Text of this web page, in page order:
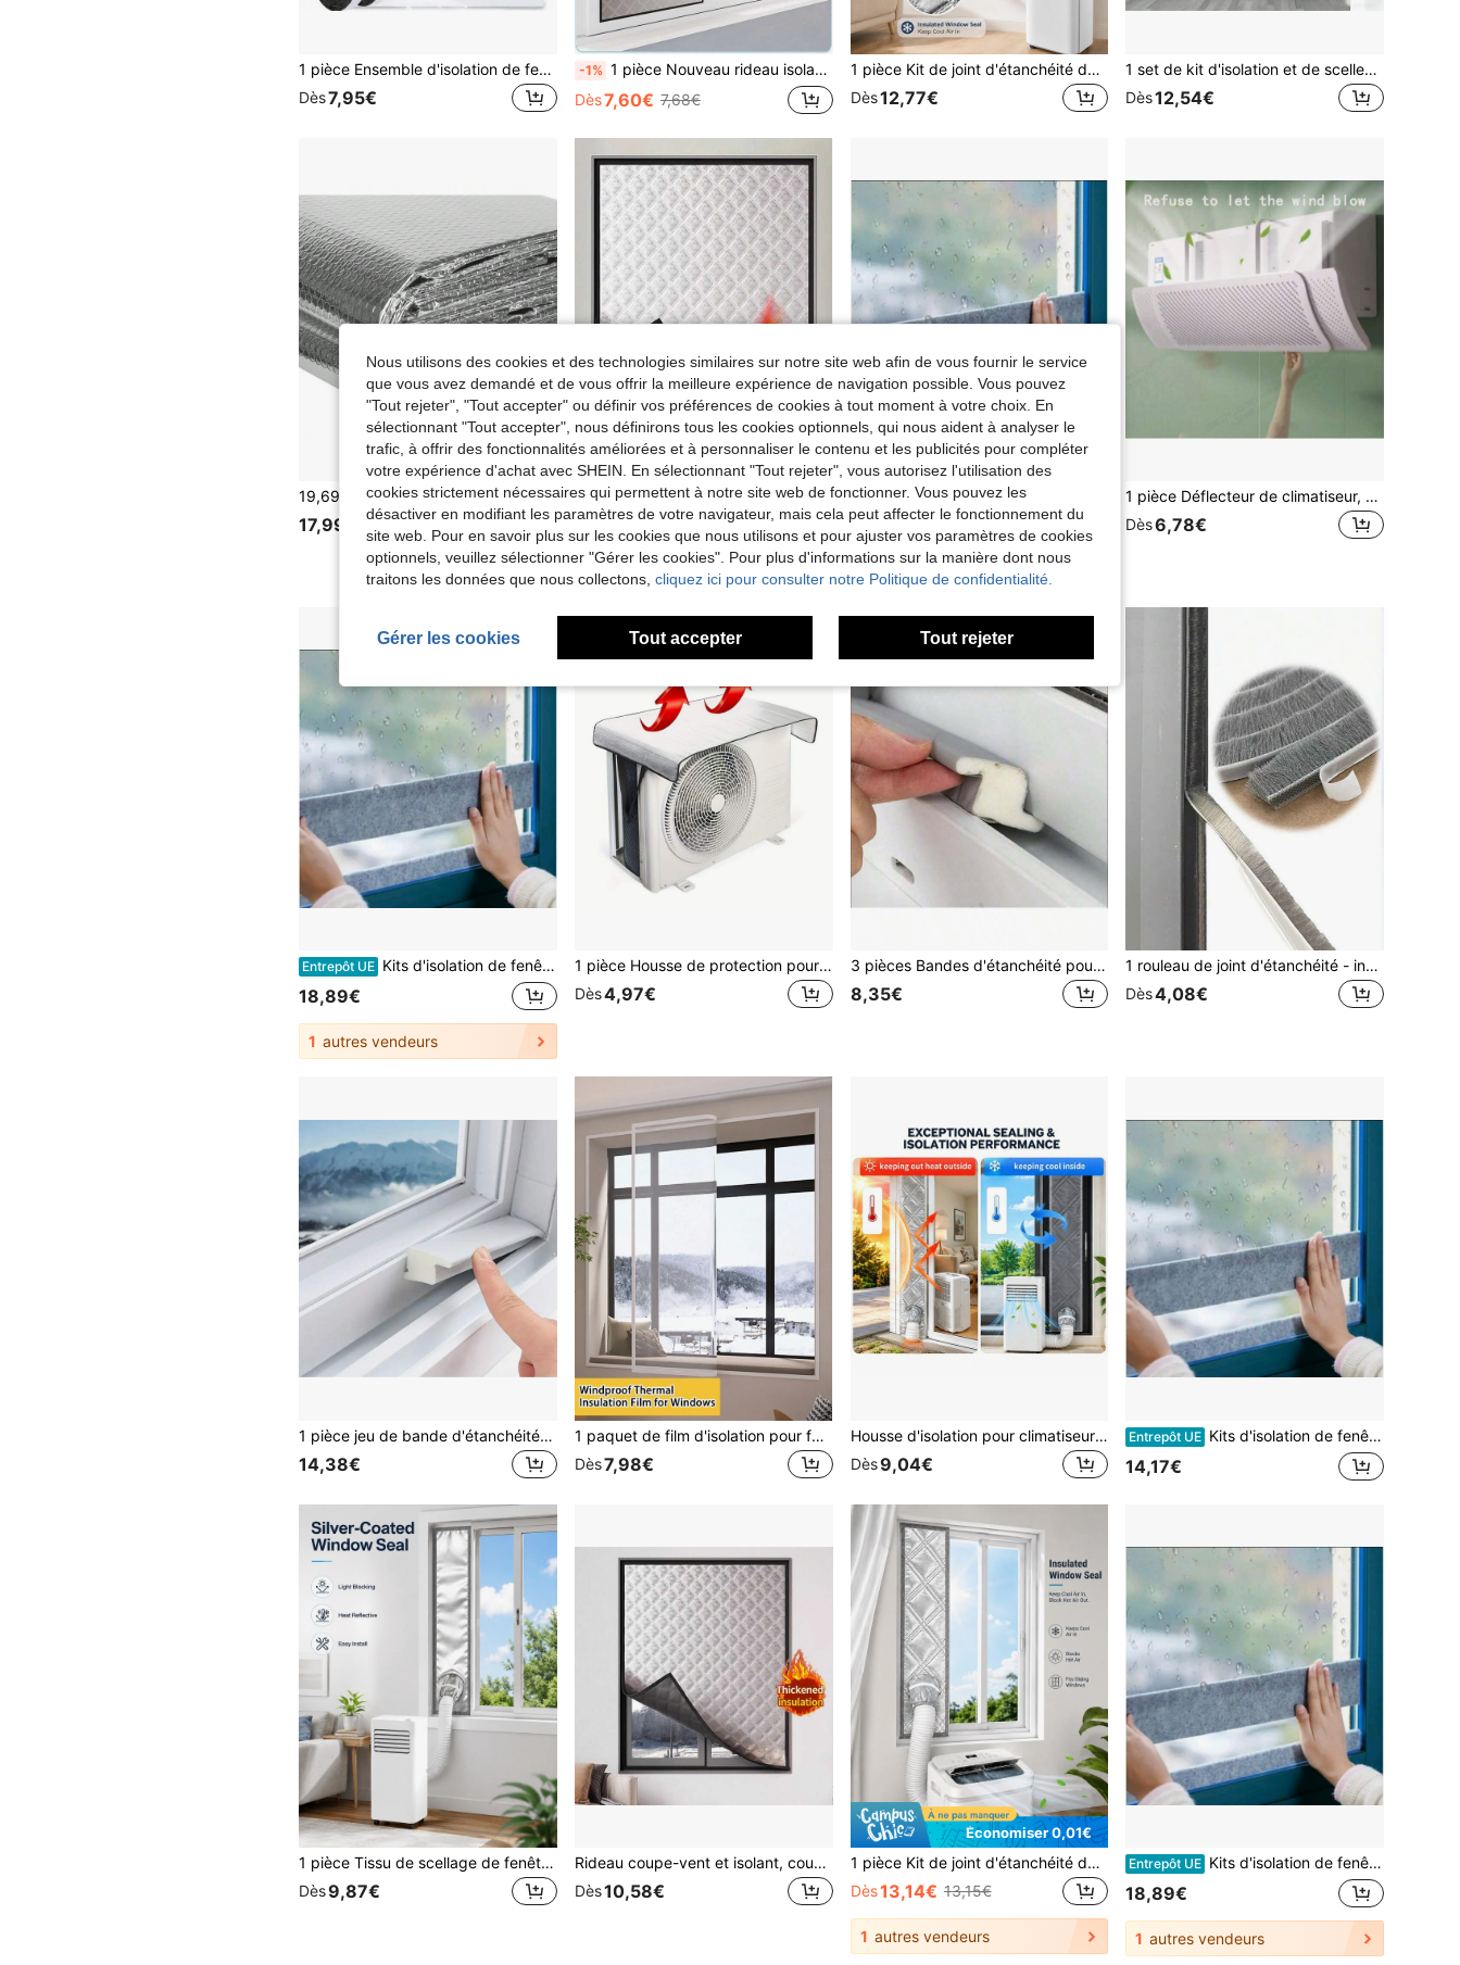
1 pièce Ensemble d'isolation de fenêtre multi-tailles lourd, rideaux thermiques, rideaux isolants contre le froid et la chaleur, rideaux coupe-vent, rideaux insonorisants, rideaux occultants, installation facile avec crochet et boucle adhésifs
Dès7,95€
-1% 1 pièce Nouveau rideau isolant thermique, sans perçage, auto-adhésif, amovible et portable. Rideau occultant pour le salon et la chambre à coucher. Coupe-vent et chaud pour l'hiver
Dès7,60€ 7,68€
1 pièce Kit de joint d'étanchéité de fenêtre de climatiseur portable épaissi et isolé, panneau de joint de tuyau d'échappement rembourré réfléchissant argenté pour fenêtres coulissantes
Dès12,77€
1 set de kit d'isolation et de scellement de fenêtre portable pour climatiseur, couvercle d'échappement de fenêtre à isolation thermique réfléchissante épaisse avec bande , convient pour le tuyau d'échappement du climatiseur
Dès12,54€
19,69 Pouces X 196,85 Pouces Panneau d'Isolation à Bulles Réfléchissant Double Couche Premium - Ignifuge, Isolation Thermique d'Été, Isolation de Fenêtre, Isolation de Fenêtre de Camping-Car, Réfléchissant la Chaleur, Facile à Installer, Durable, Solution d'Isolation Résistante aux Intempéries
17,99€
-1% 1 pièce Rideau thermique isolant d'hiver, fenêtre étanche au vent et bloquant la chaleur, isolation thermique résistante au froid, rideau transparent, protection solaire, insonorisation
Dès
4,53€
Entrepôt UE Kits d'isolation de fenêtres
14,17€
autres vendeurs
1 pièce Déflecteur de climatiseur, Couvercle de guide de ventilation sans installation requise, Bouclier de vent de climatiseur suspendu universel, Économe en énergie
Dès6,78€
Entrepôt UE Kits d'isolation de fenêtres
18,89€
1 autres vendeurs
1 pièce Housse de protection pour unité extérieure de climatiseur, étui de protection résistant aux intempéries et à la poussière pour climatisation centrale domestique, durable et toutes saisons
Dès4,97€
3 pièces Bandes d'étanchéité pour fenêtres, joints d'étanchéité phoniques pour fenêtres, ruban d'étanchéité, remplisseur de fissures, bandes d'étanchéité en mousse de polyuréthane, gris et blanc
8,35€
1 rouleau de joint d'étanchéité - insonorisant, coupe-vent, anti-poussière, convient pour la décoration intérieure, joint d'étanchéité adhésif pour brosse, joint insonorisant, anti-poussière et coupe-vent pour porte et fenêtre
Dès4,08€
1 pièce jeu de bande d'étanchéité pour fenêtre en acier plastique - facile à installer, bande d'étanchéité pour fenêtre anti-vent et insonorisante - durable, convient pour les bandes d'étanchéité de fenêtre par temps froid en forme de Z en acier plastique
14,38€
1 paquet de film d'isolation pour fenêtre, coupe-vent et résistant au froid pour l'hiver, film transparent renforcé pour les fenêtres et les balcons, protection contre le gel et chaleur
Dès7,98€
Housse d'isolation pour climatiseur portable, réduction de l'échange de chaleur et protection contre la poussière, version standard et version épaissie améliorée, housse de protection universelle multi-tailles pour climatiseur portable de fenêtre et mobile
Dès9,04€
Entrepôt UE Kits d'isolation de fenêtres
14,17€
1 pièce Tissu de scellage de fenêtre pour climatiseur portable revêtu d'argent, kit de scellage de tuyau d'évacuation isolant de la chaleur et bloquant la lumière, convient aux fenêtres coulissantes
Dès9,87€
Rideau coupe-vent et isolant, coupe-vent d'hiver, chambre à coucher, film isolant thermique, film d'étanchéité anti-froid, rideau transparent, occultant
Dès10,58€
Économiser 0,01€
1 pièce Kit de joint d'étanchéité de fenêtre pour climatiseur portable isolé avec revêtement argenté réfléchissant et tissu Oxford gris, joint d'étanchéité de fenêtre pour tuyau d'évacuation de climatiseur réglable convenant aux fenêtres coulissantes
Dès13,14€ 13,15€
1 autres vendeurs
Entrepôt UE Kits d'isolation de fenêtres
18,89€
1 autres vendeurs
Nous utilisons des cookies et des technologies similaires sur notre site web afin de vous fournir le service
que vous avez demandé et de vous offrir la meilleure expérience de navigation possible. Vous pouvez
"Tout rejeter", "Tout accepter" ou définir vos préférences de cookies à tout moment à votre choix. En
sélectionnant "Tout accepter", nous définirons tous les cookies optionnels, qui nous aident à analyser le
trafic, à offrir des fonctionnalités améliorées et à personnaliser le contenu et les publicités pour compléter
votre expérience d'achat avec SHEIN. En sélectionnant "Tout rejeter", vous autorisez l'utilisation des
cookies strictement nécessaires qui permettent à notre site web de fonctionner. Vous pouvez les
désactiver en modifiant les paramètres de votre navigateur, mais cela peut affecter le fonctionnement du
site web. Pour en savoir plus sur les cookies que nous utilisons et pour ajuster vos paramètres de cookies
optionnels, veuillez sélectionner "Gérer les cookies". Pour plus d'informations sur la manière dont nous
traitons les données que nous collectons, cliquez ici pour consulter notre Politique de confidentialité.
Gérer les cookies Tout accepter Tout rejeter